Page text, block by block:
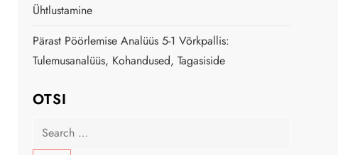
Ühtlustamine
Pärast Pöörlemise Analüüs 5-1 Võrkpallis:
Tulemusanalüüs, Kohandused, Tagasiside
OTSI
Search
for: